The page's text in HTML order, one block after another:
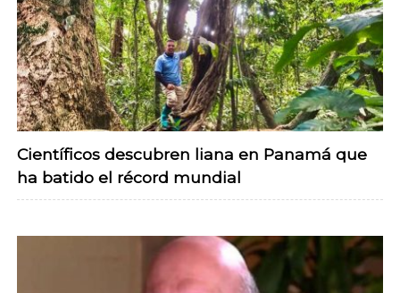
Científicos descubren liana en Panamá que
ha batido el récord mundial